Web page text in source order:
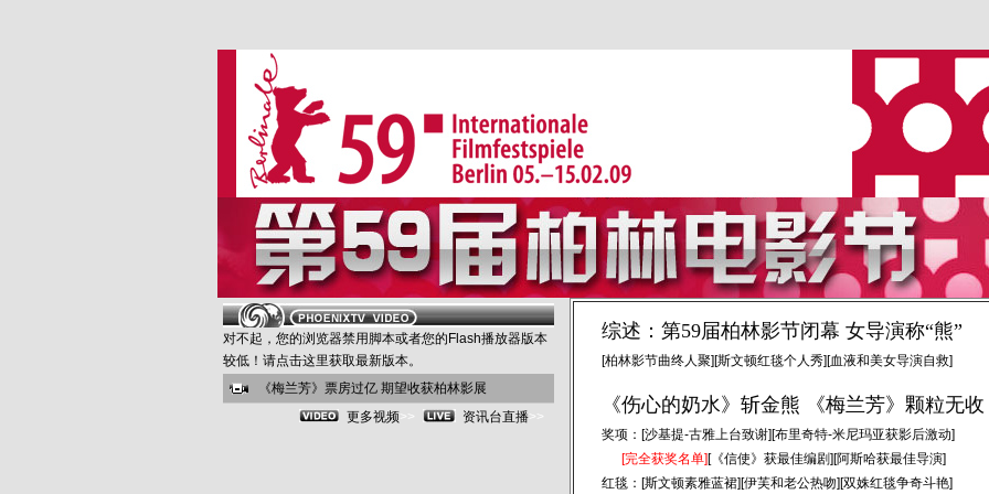
对不起，您的浏览器禁用脚本或者您的Flash播放器版本
较低！请点击这里获取最新版本。
《梅兰芳》票房过亿 期望收获柏林影展
更多视频 >> 资讯台直播 >>
综述：第59届柏林影节闭幕 女导演称“熊”
[柏林影节曲终人聚][斯文顿红毯个人秀][血液和美女导演自救]
《伤心的奶水》斩金熊 《梅兰芳》颗粒无收
奖项： [沙基提-古雅上台致谢][布里奇特-米尼玛亚获影后激动]
[完全获奖名单][《信使》获最佳编剧][阿斯哈获最佳导演]
红毯： [斯文顿素雅蓝裙][伊芙和老公热吻][双姝红毯争奇斗艳]